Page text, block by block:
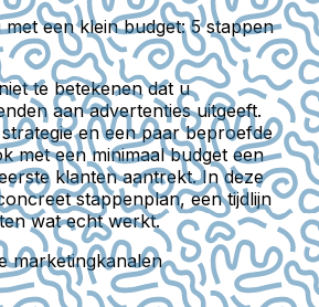
een klein budget: 5 stappen
te betekenen dat u
aan advertenties uitgeeft.
en een paar beproefde
met een minimaal budget een
klanten aantrekt. In deze
stappenplan, een tijdlijn
wat echt werkt.
marketingkanalen